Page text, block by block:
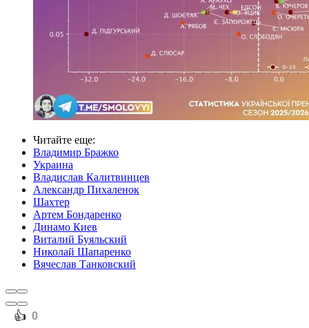
Читайте еще:
Владимир Бражко
Украина
Владислав Калитвинцев
Александр Пихаленок
Шахтер
Артем Бондаренко
Динамо Киев
Виталий Буяльский
Николай Шапаренко
Вячеслав Танковский
️👍 0